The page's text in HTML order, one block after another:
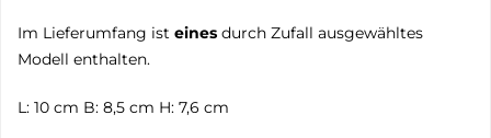
Im Lieferumfang ist eines durch Zufall ausgewähltes
Modell enthalten.
L: 10 cm B: 8,5 cm H: 7,6 cm